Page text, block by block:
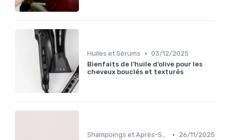
Huiles et Sérums • 03/12/2025
Bienfaits de l’huile d’olive pour les
cheveux bouclés et texturés
Shampoings et Après-Shampoings •
26/11/2025